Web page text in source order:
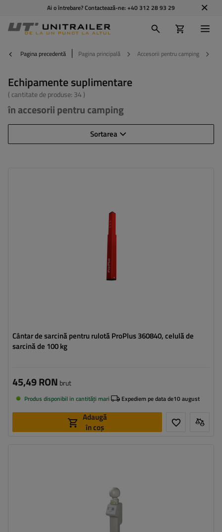
Ai o întrebare? Contactează-ne: +40 312 28 93 29
Pagina precedentă Pagina principală Accesorii pentru camping
Echipamente suplimentare
( cantitate de produse: 34 )
în accesorii pentru camping
Sortarea
Cântar de sarcină pentru rulotă ProPlus 360840, celulă de
sarcină de 100 kg
45,49 RON brut
Produs disponibil in cantități mari Expediem pe data de10 august
Adaugă
în coș